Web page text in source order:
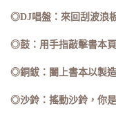
◎DJ唱盤：來回刮波浪
◎鼓：用手指敲擊書本
◎銅鈸：闔上書本以製
◎沙鈴：搖動沙鈴，你